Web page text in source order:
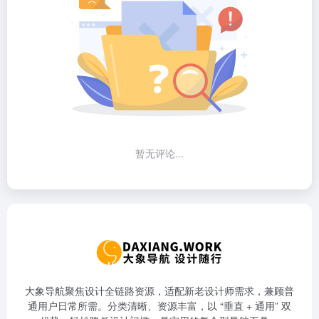
暂无评论...
大象导航聚焦设计全链路资源，适配新老设计师需求，兼顾普
通用户日常所需。分类清晰、资源丰富，以 “垂直 + 通用” 双